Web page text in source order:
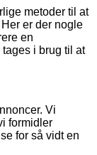
metoder til at
er der nogle
en
i brug til at
Vi
formidler
for så vidt en